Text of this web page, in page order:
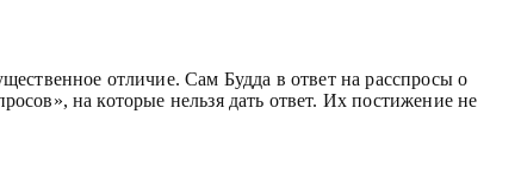
отличие. Сам Будда в ответ на расспросы о
на которые нельзя дать ответ. Их постижение не